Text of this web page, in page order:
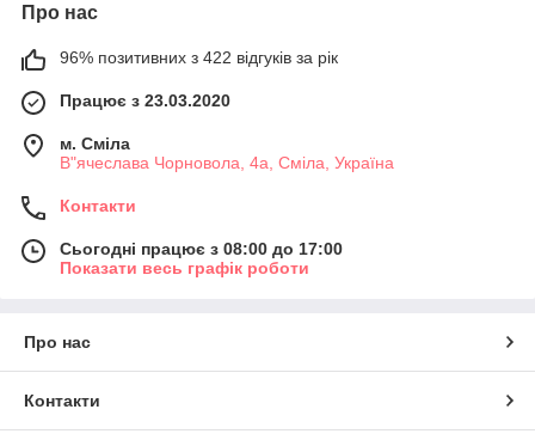
Про нас
96% позитивних з 422 відгуків за рік
Працює з 23.03.2020
м. Сміла
В"ячеслава Чорновола, 4а, Сміла, Україна
Контакти
Сьогодні працює з 08:00 до 17:00
Показати весь графік роботи
Про нас
Контакти